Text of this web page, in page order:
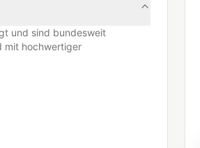
und sind bundesweit
mit hochwertiger